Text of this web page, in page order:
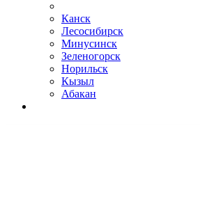
Канск
Лесосибирск
Минусинск
Зеленогорск
Норильск
Кызыл
Абакан